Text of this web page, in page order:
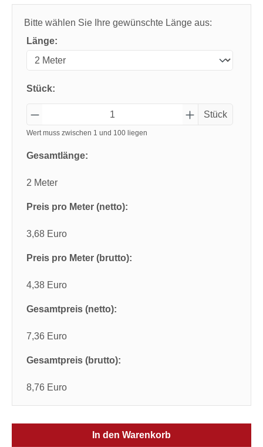
Bitte wählen Sie Ihre gewünschte Länge aus:
Länge:
Stück:
Stück
Wert muss zwischen 1 und 100 liegen
Gesamtlänge:
2 Meter
Preis pro Meter (netto):
3,68 Euro
Preis pro Meter (brutto):
4,38 Euro
Gesamtpreis (netto):
7,36 Euro
Gesamtpreis (brutto):
8,76 Euro
In den Warenkorb